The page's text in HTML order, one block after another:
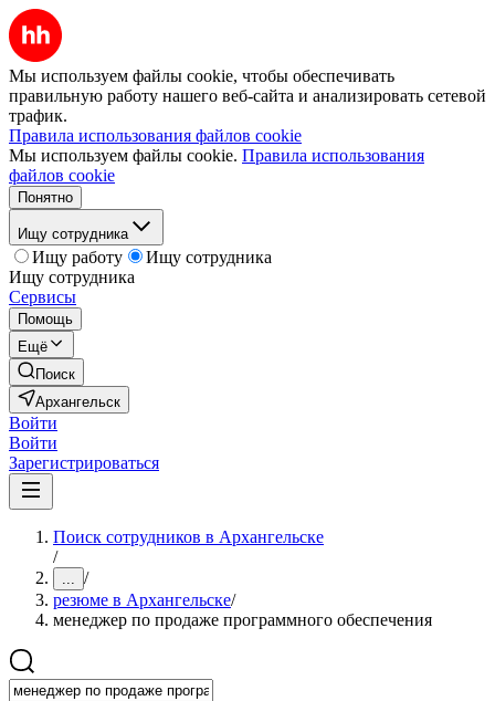
Мы используем файлы cookie, чтобы обеспечивать
правильную работу нашего веб-сайта и анализировать сетевой
трафик.
Правила использования файлов cookie
Мы используем файлы cookie. Правила использования
файлов cookie
Понятно
Ищу сотрудника
Ищу работу
Ищу сотрудника
Ищу сотрудника
Сервисы
Помощь
Ещё
Поиск
Архангельск
Войти
Войти
Зарегистрироваться
Поиск сотрудников в Архангельске
/
... /
резюме в Архангельске/
менеджер по продаже программного обеспечения